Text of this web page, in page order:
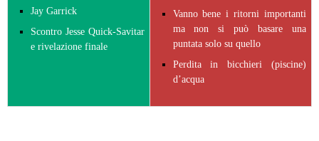
Jay Garrick
Scontro Jesse Quick-Savitar
e rivelazione finale
Vanno bene i ritorni importanti
ma non si può basare una
puntata solo su quello
Perdita in bicchieri (piscine)
d’acqua